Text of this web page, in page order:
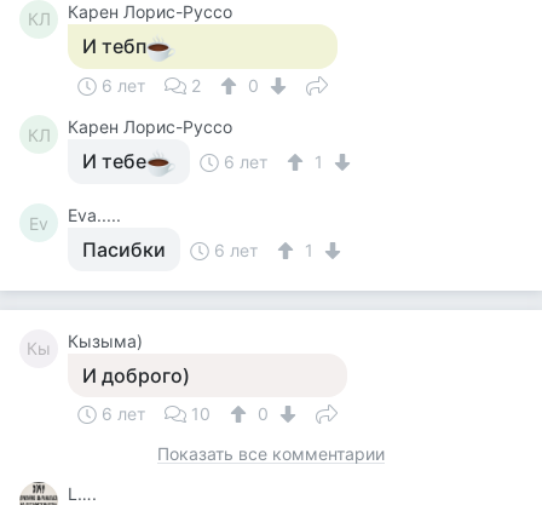
КЛ Карен Лорис-Руссо
И тебп
6 лет 2 0
КЛ Карен Лорис-Руссо
И тебе 6 лет 1
Ev Eva.....
Пасибки 6 лет 1
Кы Кызыма)
И доброго)
6 лет 10
0
Показать все комментарии
L….